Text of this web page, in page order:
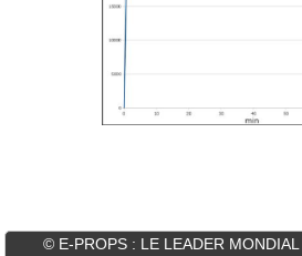
© E-PROPS : LE LEADER